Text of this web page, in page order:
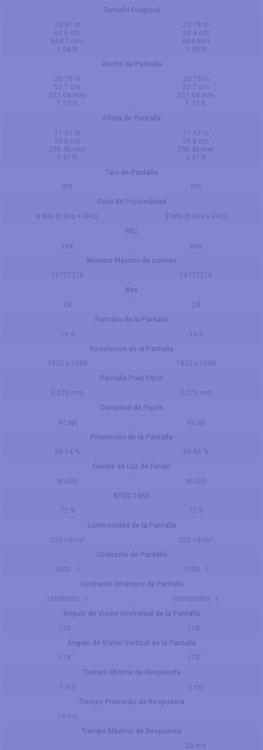
Tamaño Diagonal
23.81 in
60.5 cm
604.7 mm
1.98 ft
23.78 in
60.4 cm
604 mm
1.98 ft
Ancho de Pantalla
20.75 in
52.7 cm
527.04 mm
1.73 ft
20.75 in
52.7 cm
527.04 mm
1.73 ft
Altura de Pantalla
11.67 in
29.6 cm
296.46 mm
0.97 ft
11.67 in
29.6 cm
296.46 mm
0.97 ft
Tipo de Pantalla
IPS
IPS
Color Bit Profundidad
8 bits (6 bits + FRC)
8 bits (6 bits + FRC)
FRC
Yes
Yes
Número Máximo de colores
16777216
16777216
Bits
24
24
Formato de la Pantallo
16:9
16:9
Resolucion de la Pantalla
1920 x 1080
1920 x 1080
Pantalla Pixel Pitch
0.275 mm
0.275 mm
Densidad de Pixels
92 ppi
92 ppi
Proporción de la Pantalla
89.64 %
88.88 %
Fuente de Luz de Fondo
W-LED
W-LED
NTSC 1953
72 %
72 %
Luminosidad de la Pantalla
250 cd/m²
250 cd/m²
Contraste de Pantalla
1000 : 1
1000 : 1
Contraste Dinámico de Pantalla
10000000 : 1
100000000 : 1
Ángulo de Visión Horizontal de la Pantalla
178 °
178 °
Ángulo de Visión Vertical de la Pantalla
178 °
178 °
Tiempo Mínimo de Respuesta
7 ms
5 ms
Tiempo Promedio de Respuesta
14 ms
Tiempo Máximo de Respuesta
20 ms